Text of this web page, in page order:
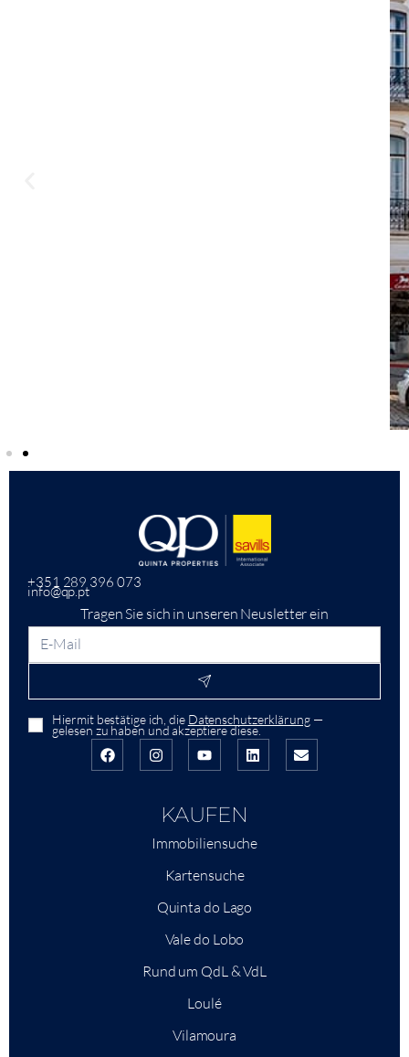
+351 289 396 073
info@qp.pt
Tragen Sie sich in unseren Neusletter ein
Hiermit bestätige ich, die Datenschutzerklärung—
gelesen zu haben und akzeptiere diese.
KAUFEN
Immobiliensuche
Kartensuche
Quinta do Lago
Vale do Lobo
Rund um QdL & VdL
Loulé
Vilamoura